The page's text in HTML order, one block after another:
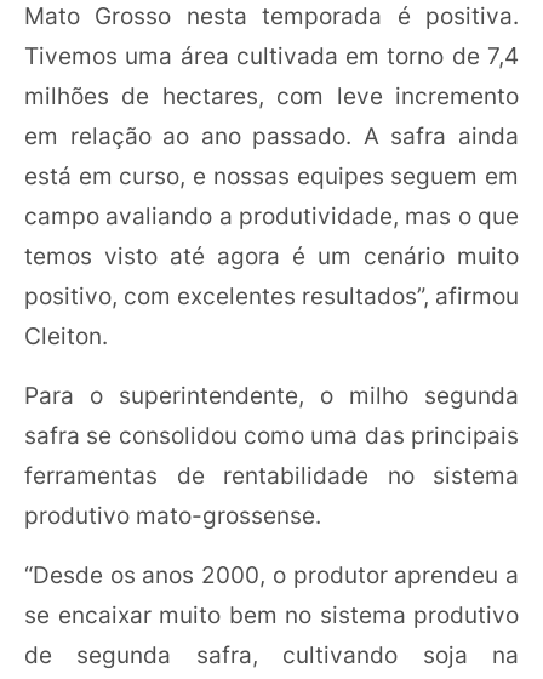
Mato Grosso nesta temporada é positiva.
Tivemos uma área cultivada em torno de 7,4
milhões de hectares, com leve incremento
em relação ao ano passado. A safra ainda
está em curso, e nossas equipes seguem em
campo avaliando a produtividade, mas o que
temos visto até agora é um cenário muito
positivo, com excelentes resultados”, afirmou
Cleiton.
Para o superintendente, o milho segunda
safra se consolidou como uma das principais
ferramentas de rentabilidade no sistema
produtivo mato-grossense.
“Desde os anos 2000, o produtor aprendeu a
se encaixar muito bem no sistema produtivo
de segunda safra, cultivando soja na